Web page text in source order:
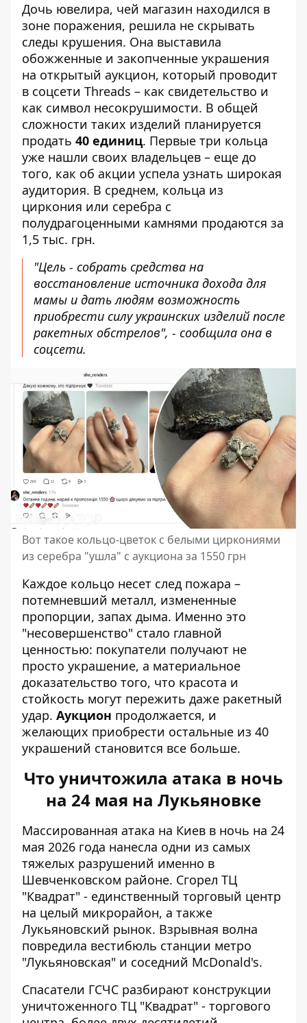
Дочь ювелира, чей магазин находился в
зоне поражения, решила не скрывать
следы крушения. Она выставила
обожженные и закопченные украшения
на открытый аукцион, который проводит
в соцсети Threads – как свидетельство и
как символ несокрушимости. В общей
сложности таких изделий планируется
продать 40 единиц. Первые три кольца
уже нашли своих владельцев – еще до
того, как об акции успела узнать широкая
аудитория. В среднем, кольца из
циркония или серебра с
полудрагоценными камнями продаются за
1,5 тыс. грн.
"Цель - собрать средства на
восстановление источника дохода для
мамы и дать людям возможность
приобрести силу украинских изделий после
ракетных обстрелов", - сообщила она в
соцсети.
Вот такое кольцо-цветок с белыми циркониями
из серебра "ушла" с аукциона за 1550 грн
Каждое кольцо несет след пожара –
потемневший металл, измененные
пропорции, запах дыма. Именно это
"несовершенство" стало главной
ценностью: покупатели получают не
просто украшение, а материальное
доказательство того, что красота и
стойкость могут пережить даже ракетный
удар. Аукцион продолжается, и
желающих приобрести остальные из 40
украшений становится все больше.
Что уничтожила атака в ночь
на 24 мая на Лукьяновке
Массированная атака на Киев в ночь на 24
мая 2026 года нанесла одни из самых
тяжелых разрушений именно в
Шевченковском районе. Сгорел ТЦ
"Квадрат" - единственный торговый центр
на целый микрорайон, а также
Лукьяновский рынок. Взрывная волна
повредила вестибюль станции метро
"Лукьяновская" и соседний McDonald's.
Спасатели ГСЧС разбирают конструкции
уничтоженного ТЦ "Квадрат" - торгового